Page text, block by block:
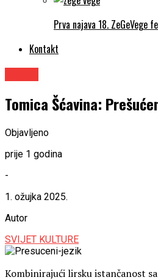
Prva najava 18. ZeGeVege
Kontakt
Tomica Šćavina:
Objavljeno
prije 1 godina
-
1. ožujka 2025.
Autor
SVIJET KULTURE
Kombinirajući lirsku istančanost